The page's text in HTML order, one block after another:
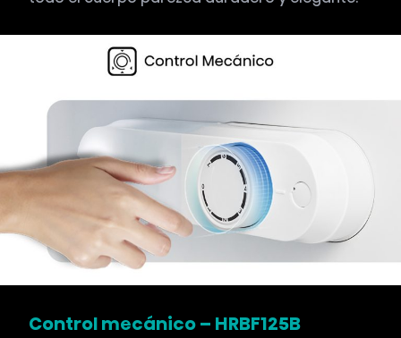
Control mecánico – HRBF125B